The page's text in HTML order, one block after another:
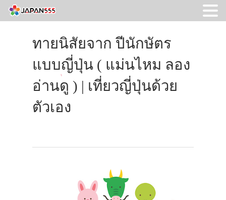
ทายนิสัยจาก ปีนักษัตร
แบบญี่ปุ่น ( แม่นไหม ลอง
อ่านดู ) | เที่ยวญี่ปุ่นด้วย
ตัวเอง